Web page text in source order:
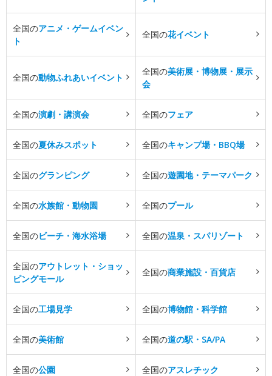
全国のアニメ・ゲームイベン
ト
全国の花イベント
全国の動物ふれあいイベント
全国の美術展・博物展・展示
会
全国の演劇・講演会 全国のフェア
全国の夏休みスポット 全国のキャンプ場・BBQ場
全国のグランピング 全国の遊園地・テーマパーク
全国の水族館・動物園 全国のプール
全国のビーチ・海水浴場 全国の温泉・スパリゾート
全国のアウトレット・ショッ
ピングモール
全国の商業施設・百貨店
全国の工場見学 全国の博物館・科学館
全国の美術館 全国の道の駅・SA/PA
全国の公園 全国のアスレチック